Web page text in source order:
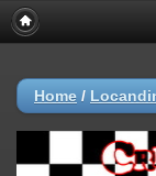
Home /